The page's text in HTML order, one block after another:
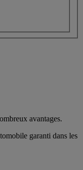
avantages.
garanti dans les